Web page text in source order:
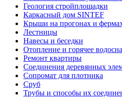
Геология стройплощадки
Каркасный дом SINTEF
Крыши на прогонах и
Лестницы
Навесы и беседки
Отопление и горячее
Ремонт квартиры
Соединения деревянных
Сопромат для плотника
Сруб
Трубы и способы их